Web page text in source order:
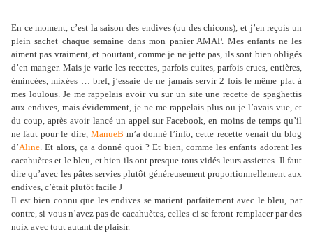
En ce moment, c’est la saison des endives (ou des chicons), et j’en reçois un
plein sachet chaque semaine dans mon panier AMAP. Mes enfants ne les
aiment pas vraiment, et pourtant, comme je ne jette pas, ils sont bien obligés
d’en manger. Mais je varie les recettes, parfois cuites, parfois crues, entières,
émincées, mixées … bref, j’essaie de ne jamais servir 2 fois le même plat à
mes loulous. Je me rappelais avoir vu sur un site une recette de spaghettis
aux endives, mais évidemment, je ne me rappelais plus ou je l’avais vue, et
du coup, après avoir lancé un appel sur Facebook, en moins de temps qu’il
ne faut pour le dire, ManueB m’a donné l’info, cette recette venait du blog
d’Aline. Et alors, ça a donné quoi ? Et bien, comme les enfants adorent les
cacahuètes et le bleu, et bien ils ont presque tous vidés leurs assiettes. Il faut
dire qu’avec les pâtes servies plutôt généreusement proportionnellement aux
endives, c’était plutôt facile J
Il est bien connu que les endives se marient parfaitement avec le bleu, par
contre, si vous n’avez pas de cacahuètes, celles-ci se feront remplacer par des
noix avec tout autant de plaisir.